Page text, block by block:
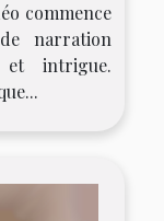
commence
narration
et intrigue.